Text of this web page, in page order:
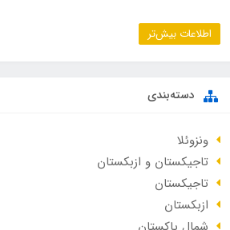
اطلاعات بیش‌تر
دسته‌بندی
ونزوئلا
تاجیکستان و ازبکستان
تاجیکستان
ازبکستان